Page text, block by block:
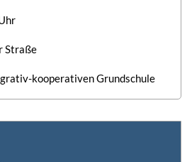
Straße
kooperativen Grundschule